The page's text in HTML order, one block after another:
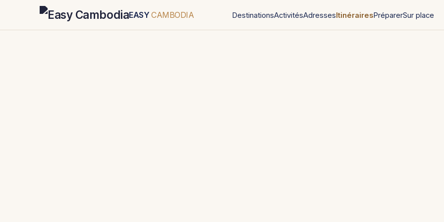
EASY CAMBODIA DestinationsActivitésAdressesItinérairesPréparerSur place